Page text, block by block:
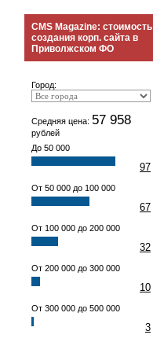
CMS Magazine: стоимость
создания корп. сайта в
Приволжском ФО
Город:
Средняя цена: 57 958
рублей
До 50 000
97
От 50 000 до 100 000
67
От 100 000 до 200 000
32
От 200 000 до 300 000
10
От 300 000 до 500 000
3